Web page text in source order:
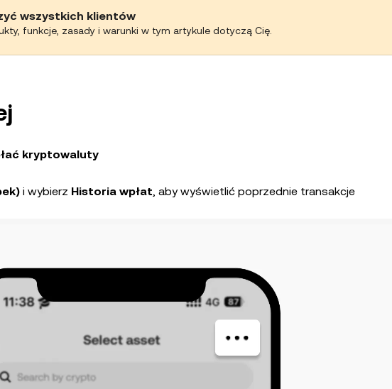
wszystkich klientów
funkcje, zasady i warunki w tym artykule dotyczą Cię.
kryptowaluty
i wybierz Historia wpłat, aby wyświetlić poprzednie transakcje